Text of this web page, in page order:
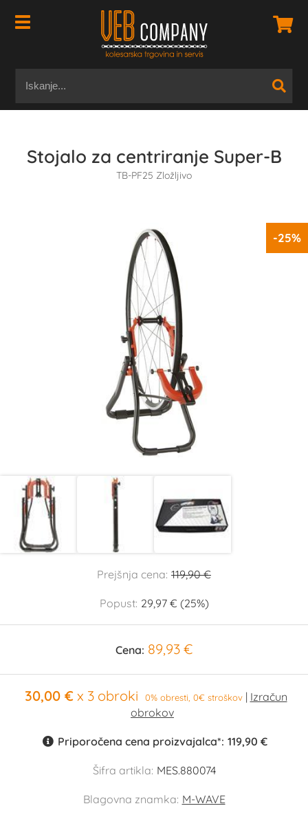
Stojalo za centriranje Super-B
TB-PF25 Zložljivo
-25%
Prejšnja cena: 119,90 €
Popust: 29,97 € (25%)
Cena: 89,93 €
30,00 €x 3 obroki 0% obresti, 0€ stroškov
Priporočena cena proizvajalca*: 119,90 €
Šifra artikla: MES.880074
Blagovna znamka: M-WAVE